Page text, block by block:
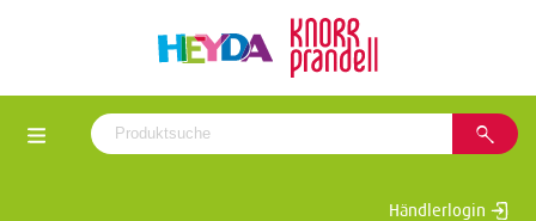
Händlerlogin